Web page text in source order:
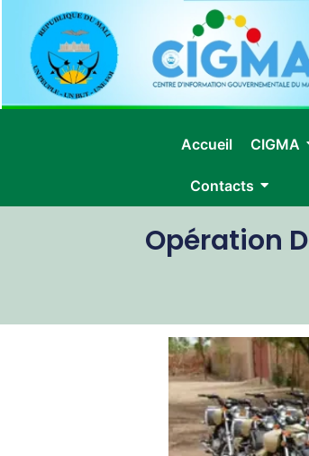
Accueil CIGMA
Contacts
Opération